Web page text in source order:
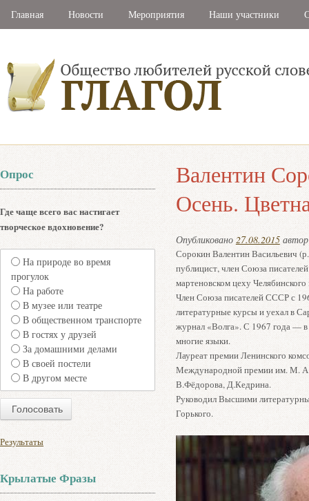
Главная Новости Мероприятия Наши участники
Валентин
Осень.
Опубликовано 27.08.2015
Сорокин Валентин Васильевич
публицист, член Союза
мартеновском цеху
Член Союза писателей СССР с
литературные курсы и уехал в
журнал «Волга». С 1967 года — в
многие языки.
Лауреат премии Ленинского
Международной премии им. М.
В.Фёдорова, Д.Кедрина.
Руководил Высшими
Горького.
Опрос
Где чаще всего вас настигает
творческое вдохновение?
На природе во время
прогулок
На работе
В музее или театре
В общественном транспорте
В гостях у друзей
За домашними делами
В своей постели
В другом месте
Результаты
Крылатые Фразы